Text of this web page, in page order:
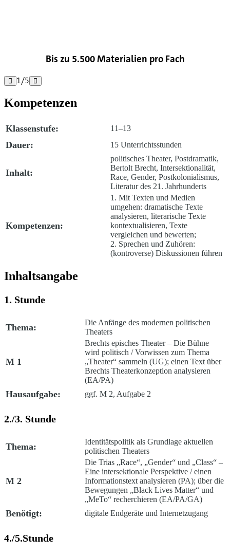
Bis zu 5.500 Materialien pro Fach
 1/5 
Kompetenzen
Klassenstufe: 11–13
Dauer: 15 Unterrichtsstunden
Inhalt:
politisches Theater, Postdramatik,
Bertolt Brecht, Intersektionalität,
Race, Gender, Postkolonialismus,
Literatur des 21. Jahrhunderts
Kompetenzen:
1. Mit Texten und Medien
umgehen: dramatische Texte
analysieren, literarische Texte
kontextualisieren, Texte
vergleichen und bewerten;
2. Sprechen und Zuhören:
(kontroverse) Diskussionen führen
Inhaltsangabe
1. Stunde
Thema:
Die Anfänge des modernen politischen
Theaters
M 1
Brechts episches Theater – Die Bühne
wird politisch /Vorwissen zum Thema
„Theater“ sammeln (UG); einen Text über
Brechts Theaterkonzeption analysieren
(EA/PA)
Hausaufgabe: ggf. M 2, Aufgabe 2
2./3. Stunde
Thema:
Identitätspolitik als Grundlage aktuellen
politischen Theaters
M 2
Die Trias „Race“, „Gender“ und „Class“ –
Eine intersektionale Perspektive / einen
Informationstext analysieren (PA); über die
Bewegungen „Black Lives Matter“ und
„MeTo“ recherchieren (EA/PA/GA)
Benötigt: digitale Endgeräte und Internetzugang
4./5.Stunde